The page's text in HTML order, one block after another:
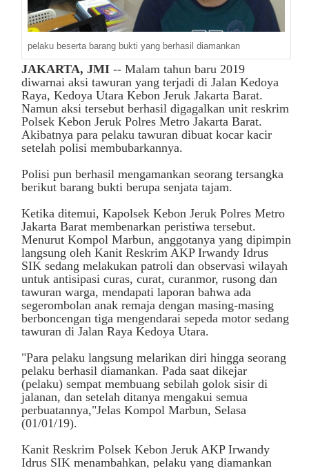
pelaku beserta barang bukti yang berhasil diamankan
JAKARTA, JMI -- Malam tahun baru 2019
diwarnai aksi tawuran yang terjadi di Jalan Kedoya
Raya, Kedoya Utara Kebon Jeruk Jakarta Barat.
Namun aksi tersebut berhasil digagalkan unit reskrim
Polsek Kebon Jeruk Polres Metro Jakarta Barat.
Akibatnya para pelaku tawuran dibuat kocar kacir
setelah polisi membubarkannya.
Polisi pun berhasil mengamankan seorang tersangka
berikut barang bukti berupa senjata tajam.
Ketika ditemui, Kapolsek Kebon Jeruk Polres Metro
Jakarta Barat membenarkan peristiwa tersebut.
Menurut Kompol Marbun, anggotanya yang dipimpin
langsung oleh Kanit Reskrim AKP Irwandy Idrus
SIK sedang melakukan patroli dan observasi wilayah
untuk antisipasi curas, curat, curanmor, rusong dan
tawuran warga, mendapati laporan bahwa ada
segerombolan anak remaja dengan masing-masing
berboncengan tiga mengendarai sepeda motor sedang
tawuran di Jalan Raya Kedoya Utara.
"Para pelaku langsung melarikan diri hingga seorang
pelaku berhasil diamankan. Pada saat dikejar
(pelaku) sempat membuang sebilah golok sisir di
jalanan, dan setelah ditanya mengakui semua
perbuatannya,"Jelas Kompol Marbun, Selasa
(01/01/19).
Kanit Reskrim Polsek Kebon Jeruk AKP Irwandy
Idrus SIK menambahkan, pelaku yang diamankan